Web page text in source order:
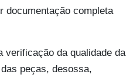
documentação completa
verificação da qualidade da
peças, desossa,